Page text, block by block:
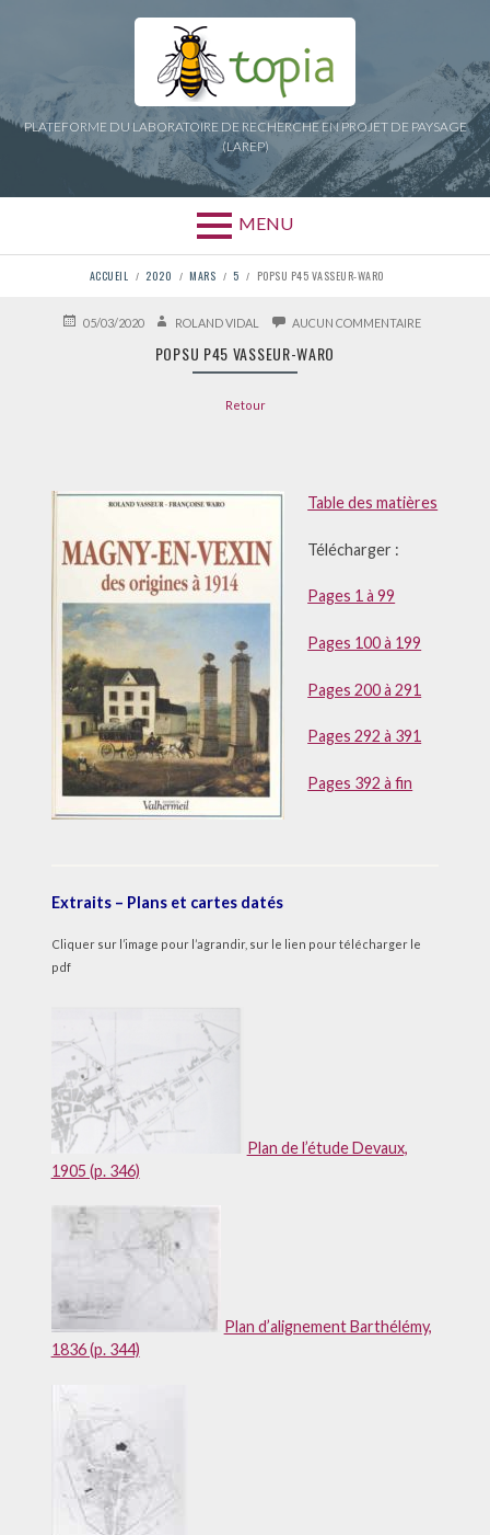
PLATEFORME DU LABORATOIRE DE RECHERCHE EN PROJET DE PAYSAGE
(LAREP)
MENU
D'ARIANE
ACCUEIL 2020 MARS 5 POPSU P45 VASSEUR-WARO
PUBLIÉ05/03/2020 AUTEURROLAND VIDAL AUCUN COMMENTAIRESUR
POPSU P45 VASSEUR-WARO
Retour
Table des matières
Télécharger :
Pages 1 à 99
Pages 100 à 199
Pages 200 à 291
Pages 292 à 391
Pages 392 à fin
Extraits – Plans et cartes datés
Cliquer sur l’image pour l’agrandir, sur le lien pour télécharger le
pdf
Plan de l’étude Devaux,
1905 (p. 346)
Plan d’alignement Barthélémy,
1836 (p. 344)